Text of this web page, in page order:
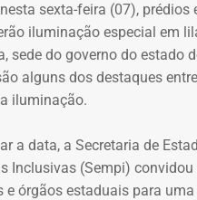
ano, equipés da
a lacração do imóvel após
do Patrimônio da
também no mesmo mês,
novas repartições.
RJ fez contato com a
sexta-feira (07), prédios
iluminação especial em
sede do governo do estado
alguns dos destaques
iluminação.
a data, a Secretaria de
Inclusivas (Sempi)
e órgãos estaduais para